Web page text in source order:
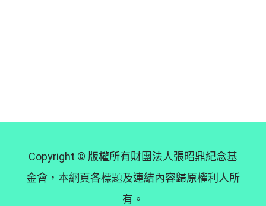
Copyright © 版權所有財團法人張昭鼎紀念基
金會，本網頁各標題及連結內容歸原權利人所
有。